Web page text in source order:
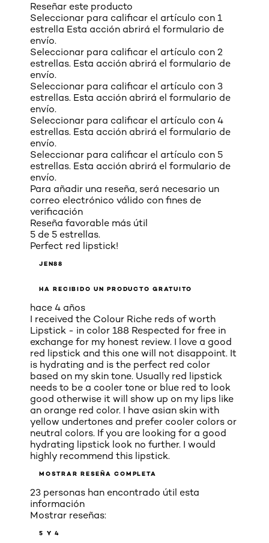
Reseñar este producto
Seleccionar para calificar el artículo con 1
estrella Esta acción abrirá el formulario de
envío.
Seleccionar para calificar el artículo con 2
estrellas. Esta acción abrirá el formulario de
envío.
Seleccionar para calificar el artículo con 3
estrellas. Esta acción abrirá el formulario de
envío.
Seleccionar para calificar el artículo con 4
estrellas. Esta acción abrirá el formulario de
envío.
Seleccionar para calificar el artículo con 5
estrellas. Esta acción abrirá el formulario de
envío.
Para añadir una reseña, será necesario un
correo electrónico válido con fines de
verificación
Reseña favorable más útil
5 de 5 estrellas.
Perfect red lipstick!
JEN88
HA RECIBIDO UN PRODUCTO GRATUITO
hace 4 años
I received the Colour Riche reds of worth
Lipstick - in color 188 Respected for free in
exchange for my honest review. I love a good
red lipstick and this one will not disappoint. It
is hydrating and is the perfect red color
based on my skin tone. Usually red lipstick
needs to be a cooler tone or blue red to look
good otherwise it will show up on my lips like
an orange red color. I have asian skin with
yellow undertones and prefer cooler colors or
neutral colors. If you are looking for a good
hydrating lipstick look no further. I would
highly recommend this lipstick.
MOSTRAR RESEÑA COMPLETA
23 personas han encontrado útil esta
información
Mostrar reseñas:
5 Y 4